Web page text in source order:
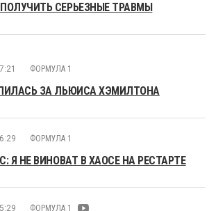
СЕРЬЕЗНЫЕ ТРАВМЫ
ФОРМУЛА 1
ЗА ЛЬЮИСА ХЭМИЛТОНА
ФОРМУЛА 1
Я НЕ ВИНОВАТ В ХАОСЕ НА РЕСТАРТЕ
ФОРМУЛА 1